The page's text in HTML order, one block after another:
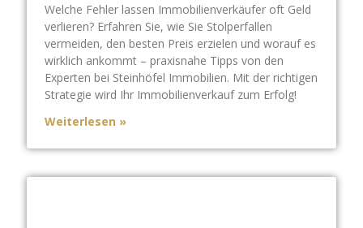
Welche Fehler lassen Immobilienverkäufer oft Geld
verlieren? Erfahren Sie, wie Sie Stolperfallen
vermeiden, den besten Preis erzielen und worauf es
wirklich ankommt – praxisnahe Tipps von den
Experten bei Steinhöfel Immobilien. Mit der richtigen
Strategie wird Ihr Immobilienverkauf zum Erfolg!
Weiterlesen »